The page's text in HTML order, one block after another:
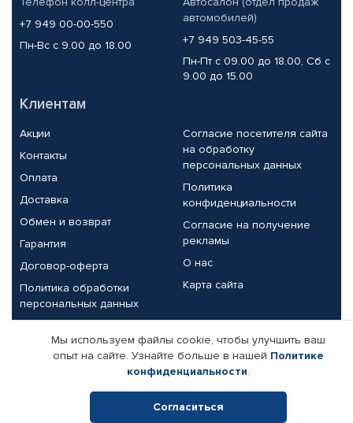
+7 949 00-00-550
Пн-Вс с 9.00 до 18.00
автомобилей)
+7 949 503-45-55
Пн-Пт с 09.00 до 18.00, Сб с
9.00 до 15.00
Клиентам
Акции
Контакты
Оплата
Доставка
Обмен и возврат
Гарантия
Договор-оферта
Политика обработки
персональных данных
Согласие посетителя сайта
на обработку
персональных данных
Политика
конфиденциальности
Согласие на получение
рекламы
О нас
Карта сайта
Партнерам
Корпоративным клиентам
Поставщикам
Реквизиты компании
Мы используем файлы cookie, чтобы улучшить ваш
опыт на сайте. Узнайте больше в нашей Политике
конфиденциальности.
Согласиться